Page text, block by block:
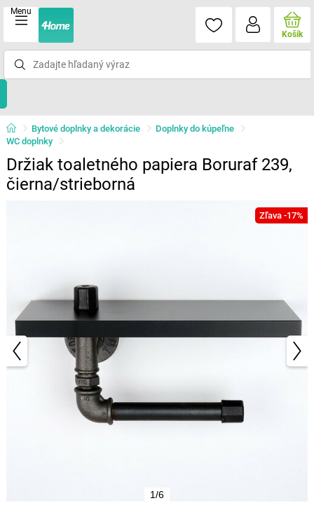
Menu
Košík
Bytové doplnky a dekorácie
Doplnky do kúpeľne
WC doplnky
Držiak toaletného papiera Boruraf 239,
čierna/strieborná
Zľava -17%
1/6